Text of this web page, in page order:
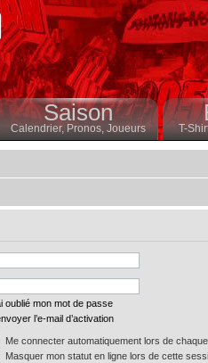
Saison
Calendrier,Pronos, Joueurs T-
oublié mon mot de passe
l’e-mail d’activation
Me connecter automatiquement lors de
Masquer mon statut en ligne lors de cette